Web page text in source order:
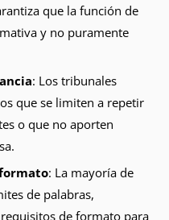
que la función de
y no puramente
: Los tribunales
que se limiten a repetir
o que no aporten
: La mayoría de
de palabras,